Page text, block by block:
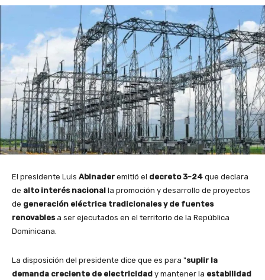
El presidente Luis Abinader emitió el decreto 3-24 que declara
de alto interés nacional la promoción y desarrollo de proyectos
de generación eléctrica tradicionales y de fuentes
renovablesa ser ejecutados en el territorio de la República
Dominicana.
La disposición del presidente dice que es para "suplir la
demanda creciente de electricidad y mantener la estabilidad